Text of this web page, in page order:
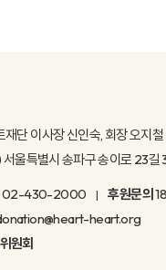
단 이사장 신인숙, 회장 오지철
울특별시 송파구 송이로 23길
02-430-2000 후원문의
heart.org
원회